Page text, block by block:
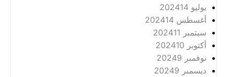
يوليو 2024 14
أغسطس 2024 14
سبتمبر 2024 11
أكتوبر 2024 10
نوفمبر 2024 9
ديسمبر 2024 9